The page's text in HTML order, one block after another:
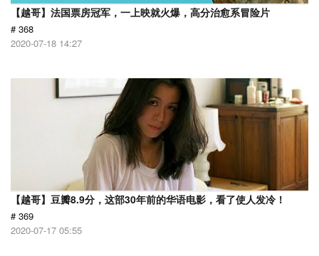
【越哥】法国票房冠军，一上映就火爆，高分治愈系冒险片
# 368
2020-07-18 14:27
【越哥】豆瓣8.9分，这部30年前的华语电影，看了使人发冷！
# 369
2020-07-17 05:55